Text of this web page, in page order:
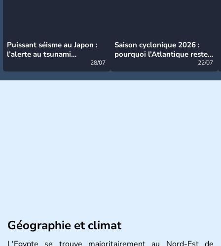
Puissant séisme au Japon :
l’alerte au tsunami
28/07
Saison cyclonique 2026 :
pourquoi l’Atlantique reste
22/07
Géographie et climat